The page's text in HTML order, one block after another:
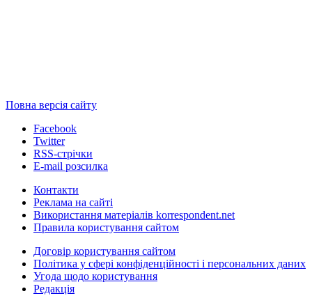
Повна версія сайту
Facebook
Twitter
RSS-стрічки
E-mail розсилка
Контакти
Реклама на сайті
Використання матеріалів korrespondent.net
Правила користування сайтом
Договір користування сайтом
Політика у сфері конфіденційності і персональних даних
Угода щодо користування
Редакція